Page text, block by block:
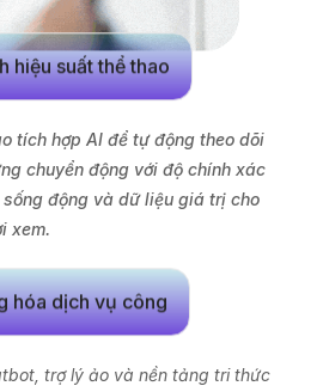
hiệu suất thể thao
tích hợp AI để tự động theo dõi
chuyển động với độ chính xác
động và dữ liệu giá trị cho
xem.
hóa dịch vụ công
trợ lý ảo và nền tảng tri thức